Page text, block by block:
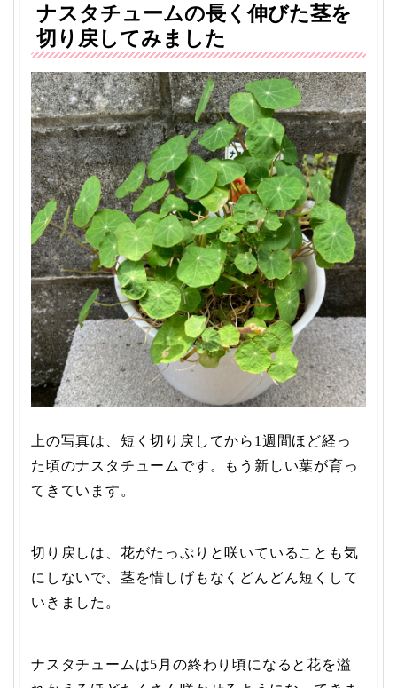
ナスタチュームの長く伸びた茎を
切り戻してみました
上の写真は、短く切り戻してから1週間ほど経っ
た頃のナスタチュームです。もう新しい葉が育っ
てきています。
切り戻しは、花がたっぷりと咲いていることも気
にしないで、茎を惜しげもなくどんどん短くして
いきました。
ナスタチュームは5月の終わり頃になると花を溢